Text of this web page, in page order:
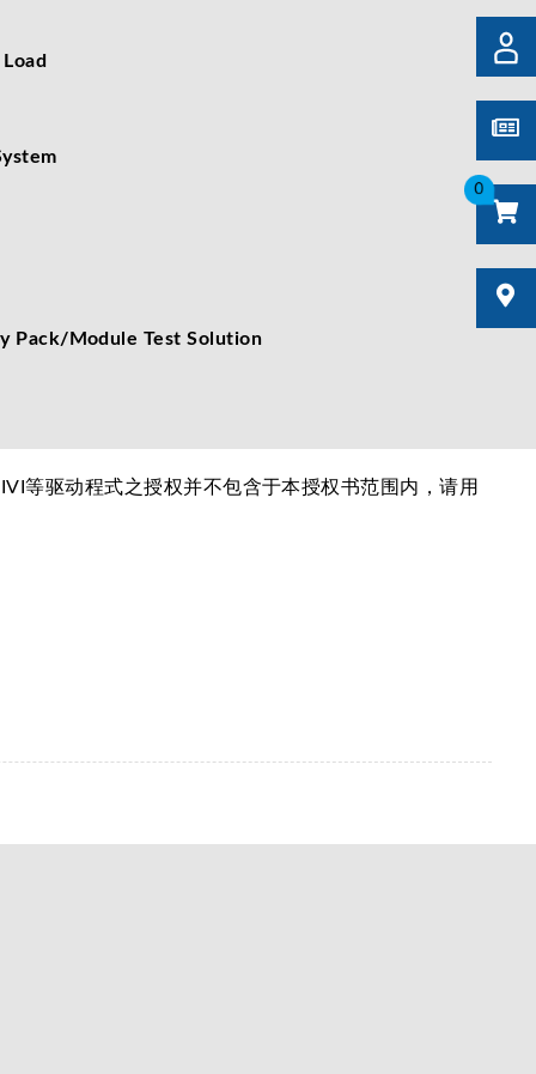
0
Pack/Module Test Solution
等驱动程式之授权并不包含于本授权书范围内，请用